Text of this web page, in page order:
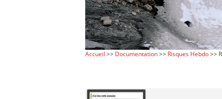
Accueil >> Documentation>> Risques Hebdo>>